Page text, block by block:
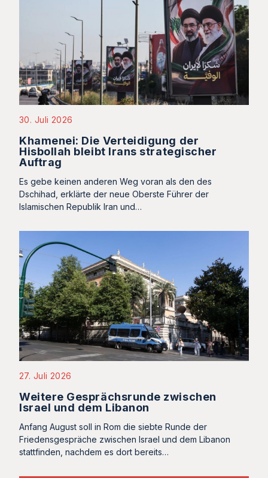
30. Juli 2026
Khamenei: Die Verteidigung der
Hisbollah bleibt Irans strategischer
Auftrag
Es gebe keinen anderen Weg voran als den des
Dschihad, erklärte der neue Oberste Führer der
Islamischen Republik Iran und…
27. Juli 2026
Weitere Gesprächsrunde zwischen
Israel und dem Libanon
Anfang August soll in Rom die siebte Runde der
Friedensgespräche zwischen Israel und dem Libanon
stattfinden, nachdem es dort bereits…